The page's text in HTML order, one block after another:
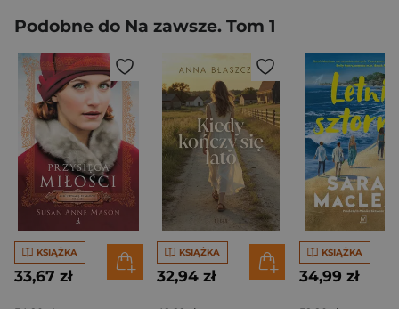
Podobne do Na zawsze. Tom 1
KSIĄŻKA
33,67 zł
KSIĄŻKA
32,94 zł
KSIĄŻKA
34,99 zł